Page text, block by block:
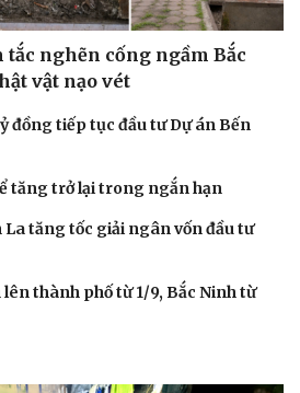
nghẽn cống ngầm Bắc
vật nạo vét
đồng tiếp tục đầu tư Dự án Bến
tăng trở lại trong ngắn hạn
La tăng tốc giải ngân vốn đầu tư
thành phố từ 1/9, Bắc Ninh từ